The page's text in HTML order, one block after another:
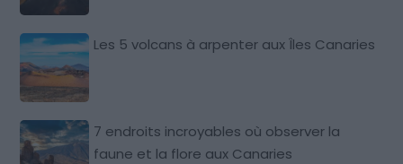
Les 5 volcans à arpenter aux Îles Canaries
7 endroits incroyables où observer la
faune et la flore aux Canaries